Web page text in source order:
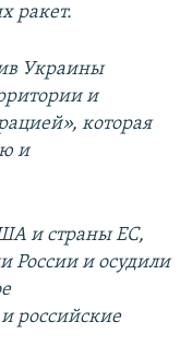
ракет.
Украины
и
которая
и
и страны ЕС,
России и осудили
российские